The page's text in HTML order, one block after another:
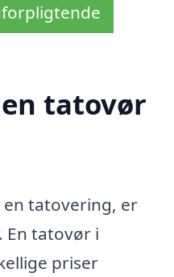
tatovør
tatovering, er
En tatovør i
priser